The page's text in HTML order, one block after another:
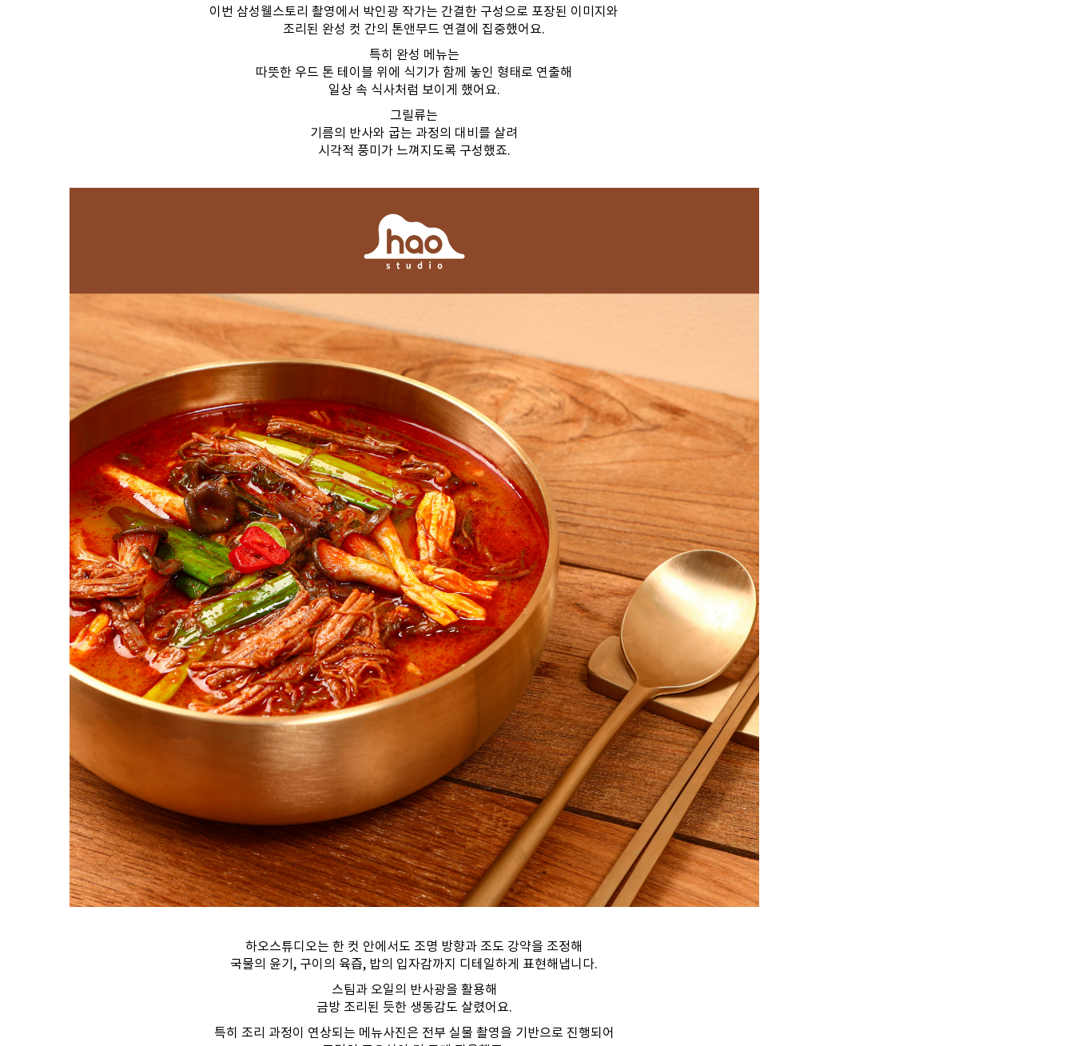
이번 삼성웰스토리 촬영에서 박인광 작가는 간결한 구성으로 포장된 이미지와
조리된 완성 컷 간의 톤앤무드 연결에 집중했어요.
특히 완성 메뉴는
따뜻한 우드 톤 테이블 위에 식기가 함께 놓인 형태로 연출해
일상 속 식사처럼 보이게 했어요.
그릴류는
기름의 반사와 굽는 과정의 대비를 살려
시각적 풍미가 느껴지도록 구성했죠.
하오스튜디오는 한 컷 안에서도 조명 방향과 조도 강약을 조정해
국물의 윤기, 구이의 육즙, 밥의 입자감까지 디테일하게 표현해냅니다.
스팀과 오일의 반사광을 활용해
금방 조리된 듯한 생동감도 살렸어요.
특히 조리 과정이 연상되는 메뉴사진은 전부 실물 촬영을 기반으로 진행되어